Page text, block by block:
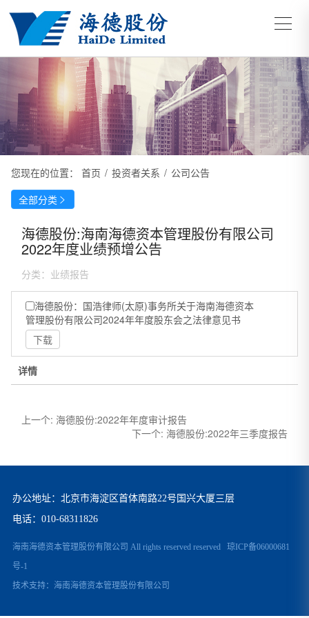
您现在的位置： 首页 / 投资者关系 / 公司公告
全部分类
海德股份:海南海德资本管理股份有限公司
2022年度业绩预增公告
分类： 业绩报告
海德股份：国浩律师(太原)事务所关于海南海德资本
管理股份有限公司2024年年度股东会之法律意见书
下载
详情
上一个: 海德股份:2022年年度审计报告
下一个: 海德股份:2022年三季度报告
办公地址：北京市海淀区首体南路22号国兴大厦三层
电话： 010-68311826
海南海德资本管理股份有限公司 All rights reserved reserved 琼ICP备06000681
号-1
技术支持： 海南海德资本管理股份有限公司